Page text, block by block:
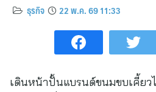
ธุรกิจ 22 พ.ค. 69 11:33
เดินหน้าปั้นแบรนด์ขนมขบเคี้ยว